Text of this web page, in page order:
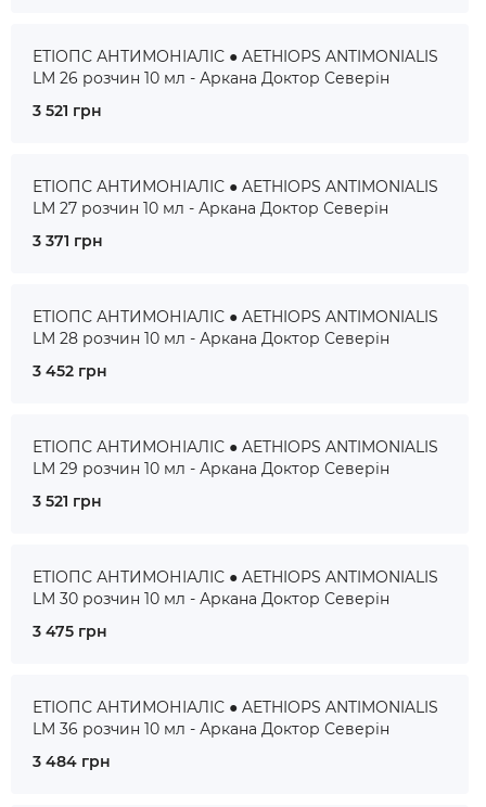
ЕТІОПС АНТИМОНІАЛІС ● AETHIOPS ANTIMONIALIS
LM 26 розчин 10 мл - Аркана Доктор Северін
3 521 грн
ЕТІОПС АНТИМОНІАЛІС ● AETHIOPS ANTIMONIALIS
LM 27 розчин 10 мл - Аркана Доктор Северін
3 371 грн
ЕТІОПС АНТИМОНІАЛІС ● AETHIOPS ANTIMONIALIS
LM 28 розчин 10 мл - Аркана Доктор Северін
3 452 грн
ЕТІОПС АНТИМОНІАЛІС ● AETHIOPS ANTIMONIALIS
LM 29 розчин 10 мл - Аркана Доктор Северін
3 521 грн
ЕТІОПС АНТИМОНІАЛІС ● AETHIOPS ANTIMONIALIS
LM 30 розчин 10 мл - Аркана Доктор Северін
3 475 грн
ЕТІОПС АНТИМОНІАЛІС ● AETHIOPS ANTIMONIALIS
LM 36 розчин 10 мл - Аркана Доктор Северін
3 484 грн